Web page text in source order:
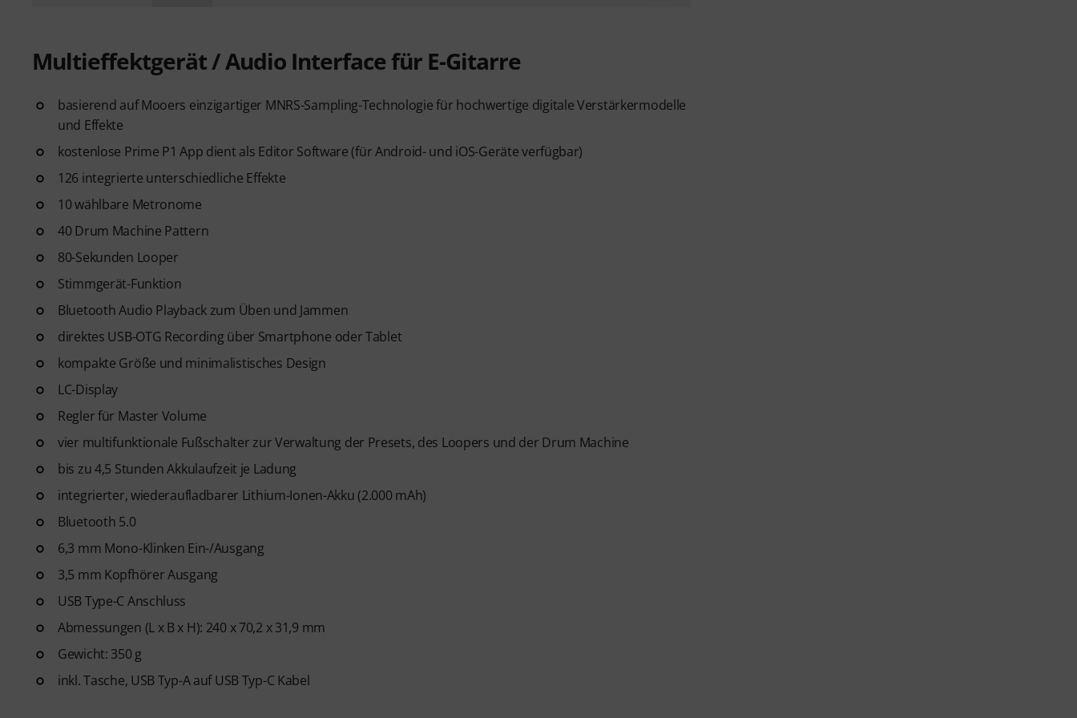
Multieffektgerät / Audio Interface für E-Gitarre
basierend auf Mooers einzigartiger MNRS-Sampling-Technologie für hochwertige digitale Verstärkermodelle
und Effekte
kostenlose Prime P1 App dient als Editor Software (für Android- und iOS-Geräte verfügbar)
126 integrierte unterschiedliche Effekte
10 wählbare Metronome
40 Drum Machine Pattern
80-Sekunden Looper
Stimmgerät-Funktion
Bluetooth Audio Playback zum Üben und Jammen
direktes USB-OTG Recording über Smartphone oder Tablet
kompakte Größe und minimalistisches Design
LC-Display
Regler für Master Volume
vier multifunktionale Fußschalter zur Verwaltung der Presets, des Loopers und der Drum Machine
bis zu 4,5 Stunden Akkulaufzeit je Ladung
integrierter, wiederaufladbarer Lithium-Ionen-Akku (2.000 mAh)
Bluetooth 5.0
6,3 mm Mono-Klinken Ein-/Ausgang
3,5 mm Kopfhörer Ausgang
USB Type-C Anschluss
Abmessungen (L x B x H): 240 x 70,2 x 31,9 mm
Gewicht: 350 g
inkl. Tasche, USB Typ-A auf USB Typ-C Kabel